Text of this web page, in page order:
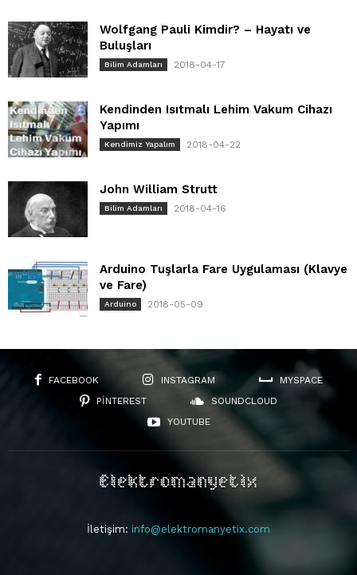
Wolfgang Pauli Kimdir? – Hayatı ve
Buluşları
Bilim Adamları 2018-04-17
Kendinden Isıtmalı Lehim Vakum Cihazı
Yapımı
Kendimiz Yapalım 2018-04-22
John William Strutt
Bilim Adamları 2018-04-16
Arduino Tuşlarla Fare Uygulaması (Klavye
ve Fare)
Arduino 2018-05-09
FACEBOOK INSTAGRAM
MYSPACE
PINTEREST
SOUNDCLOUD
YOUTUBE
İletişim: info@elektromanyetix.com